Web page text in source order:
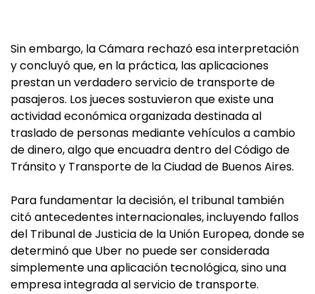
Sin embargo, la Cámara rechazó esa interpretación
y concluyó que, en la práctica, las aplicaciones
prestan un verdadero servicio de transporte de
pasajeros. Los jueces sostuvieron que existe una
actividad económica organizada destinada al
traslado de personas mediante vehículos a cambio
de dinero, algo que encuadra dentro del Código de
Tránsito y Transporte de la Ciudad de Buenos Aires.
Para fundamentar la decisión, el tribunal también
citó antecedentes internacionales, incluyendo fallos
del Tribunal de Justicia de la Unión Europea, donde se
determinó que Uber no puede ser considerada
simplemente una aplicación tecnológica, sino una
empresa integrada al servicio de transporte.